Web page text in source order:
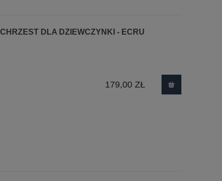
DLA DZIEWCZYNKI - ECRU
179,00 ZŁ